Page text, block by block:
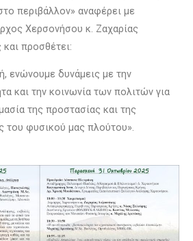
περιβάλλον» αναφέρει με
Χερσονήσου κ. Ζαχαρίας
προσθέτει:
ενώνουμε δυνάμεις με την
και την κοινωνία των πολιτών για
της προστασίας και της
του φυσικού μας πλούτου».